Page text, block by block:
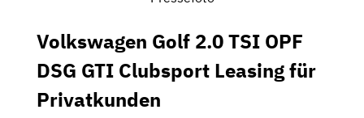
Volkswagen Golf 2.0 TSI OPF
DSG GTI Clubsport Leasing für
Privatkunden